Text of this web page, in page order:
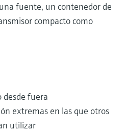
fuente, un contenedor de
compacto como
desde fuera
extremas en las que otros
utilizar